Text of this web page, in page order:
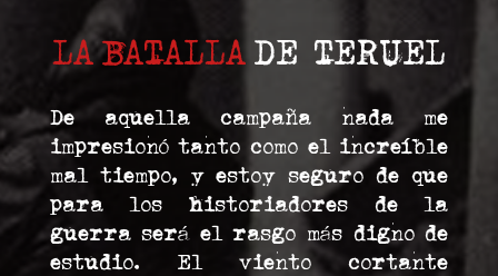
LA BATALLA DE TERUEL
De aquella campaña nada me
impresionó tanto como el increíble
mal tiempo, y estoy seguro de que
para los historiadores de la
guerra será el rasgo más digno de
estudio. El viento cortante